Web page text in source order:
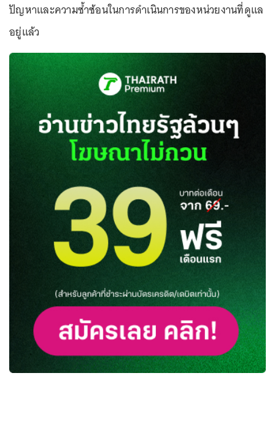
ปัญหาและความซ้ำซ้อนในการดำเนินการของหน่วยงานที่ดูแล
อยู่แล้ว